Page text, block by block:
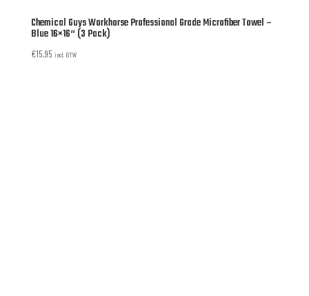
Chemical Guys Workhorse Professional Grade Microfiber Towel –
Blue 16×16“ (3 Pack)
€15,95 incl. BTW